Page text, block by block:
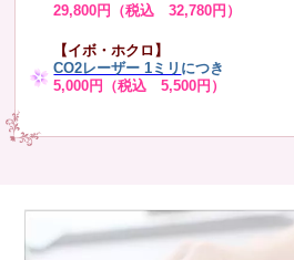
29,800円（税込 32,780円）
【イボ・ホクロ】
CO2レーザー 1ミリ につき
5,000円（税込 5,500円）